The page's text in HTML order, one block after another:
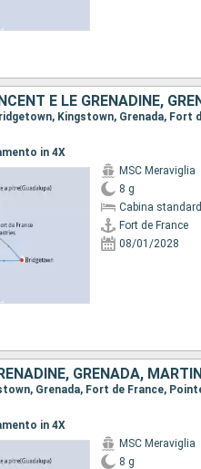
in 4X
MSC Meraviglia
8 g
Cabina standard
Fort de France
08/01/2028
in 4X
MSC Meraviglia
8 g